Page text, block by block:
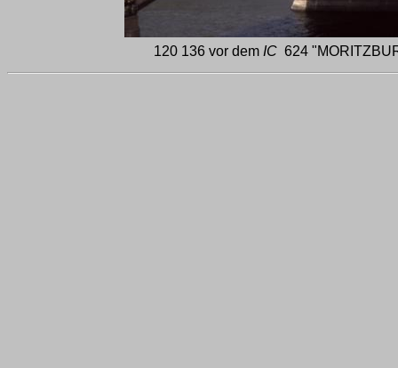
120 136 vor dem IC 624